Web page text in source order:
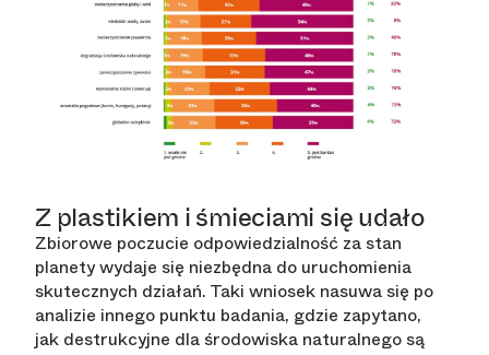
Z plastikiem i śmieciami się udało
Zbiorowe poczucie odpowiedzialność za stan
planety wydaje się niezbędna do uruchomienia
skutecznych działań. Taki wniosek nasuwa się po
analizie innego punktu badania, gdzie zapytano,
jak destrukcyjne dla środowiska naturalnego są